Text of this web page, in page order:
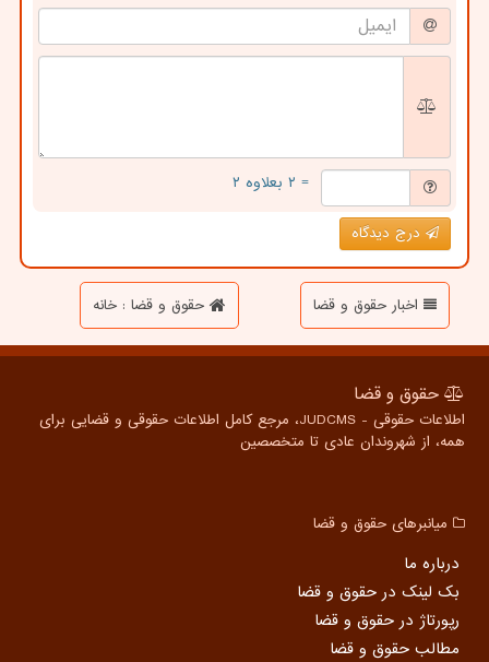
= ۲ بعلاوه ۲
درج دیدگاه
اخبار حقوق و قضا حقوق و قضا : خانه
حقوق و قضا
اطلاعات حقوقی - JUDCMS، مرجع کامل اطلاعات حقوقی و قضایی برای
همه، از شهروندان عادی تا متخصصین
میانبرهای حقوق و قضا
درباره ما
بک لینک در حقوق و قضا
رپورتاژ در حقوق و قضا
مطالب حقوق و قضا